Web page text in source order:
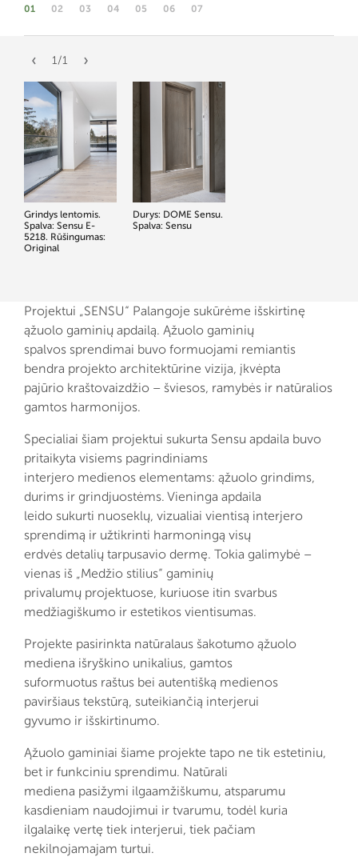
01 02 03 04 05 06 07
1/1
Grindys lentomis.
Spalva: Sensu E-
5218. Rūšingumas:
Original
Durys: DOME Sensu.
Spalva: Sensu
Projektui „SENSU“ Palangoje sukūrėme išskirtinę
ąžuolo gaminių apdailą. Ąžuolo gaminių
spalvos sprendimai buvo formuojami remiantis
bendra projekto architektūrine vizija, įkvėpta
pajūrio kraštovaizdžio – šviesos, ramybės ir natūralios
gamtos harmonijos.
Specialiai šiam projektui sukurta Sensu apdaila buvo
pritaikyta visiems pagrindiniams
interjero medienos elementams: ąžuolo grindims,
durims ir grindjuostėms. Vieninga apdaila
leido sukurti nuoseklų, vizualiai vientisą interjero
sprendimą ir užtikrinti harmoningą visų
erdvės detalių tarpusavio dermę. Tokia galimybė –
vienas iš „Medžio stilius“ gaminių
privalumų projektuose, kuriuose itin svarbus
medžiagiškumo ir estetikos vientisumas.
Projekte pasirinkta natūralaus šakotumo ąžuolo
mediena išryškino unikalius, gamtos
suformuotus raštus bei autentišką medienos
paviršiaus tekstūrą, suteikiančią interjerui
gyvumo ir išskirtinumo.
Ąžuolo gaminiai šiame projekte tapo ne tik estetiniu,
bet ir funkciniu sprendimu. Natūrali
mediena pasižymi ilgaamžiškumu, atsparumu
kasdieniam naudojimui ir tvarumu, todėl kuria
ilgalaikę vertę tiek interjerui, tiek pačiam
nekilnojamajam turtui.